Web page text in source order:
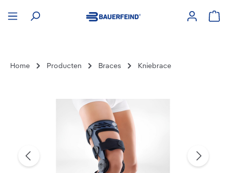
Home Producten Braces Kniebrace
Afbeeldingengalerij overslaan